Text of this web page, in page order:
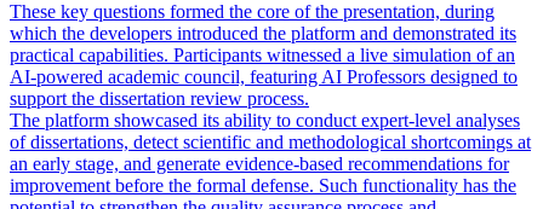
These key questions formed the core of the presentation, during
which the developers introduced the platform and demonstrated its
practical capabilities. Participants witnessed a live simulation of an
AI-powered academic council, featuring AI Professors designed to
support the dissertation review process.
The platform showcased its ability to conduct expert-level analyses
of dissertations, detect scientific and methodological shortcomings at
an early stage, and generate evidence-based recommendations for
improvement before the formal defense. Such functionality has the